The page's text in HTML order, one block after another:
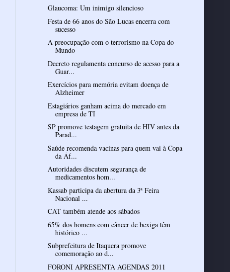
Glaucoma: Um inimigo silencioso
Festa de 66 anos do São Lucas encerra com
sucesso
A preocupação com o terrorismo na Copa do
Mundo
Decreto regulamenta concurso de acesso para a
Guar...
Exercícios para memória evitam doença de
Alzheimer
Estagiários ganham acima do mercado em
empresa de TI
SP promove testagem gratuita de HIV antes da
Parad...
Saúde recomenda vacinas para quem vai à Copa
da Áf...
Autoridades discutem segurança de
medicamentos hom...
Kassab participa da abertura da 3ª Feira
Nacional ...
CAT também atende aos sábados
65% dos homens com câncer de bexiga têm
histórico ...
Subprefeitura de Itaquera promove
comemoração ao d...
FORONI APRESENTA AGENDAS 2011